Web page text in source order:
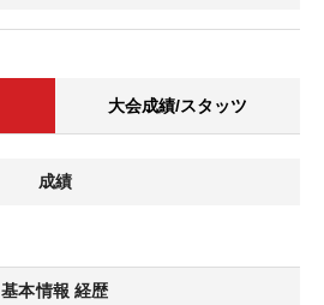
大会成績/スタッツ
成績
基本情報 経歴